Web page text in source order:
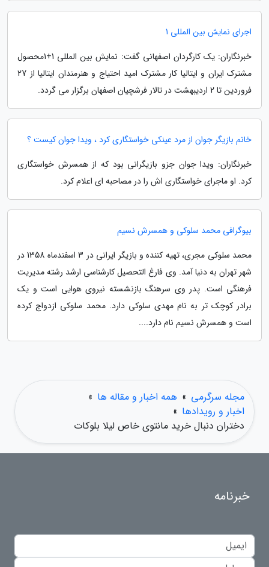
اجرای نمایش بین المللی 1
خبرنگاران: یک کارگردان اصفهانی گفت: نمایش بین المللی 1+1محصول
مشترک ایران و ایتالیا کار مشترک امید احتیاج و هنرمندان ایتالیا از 27
فروردین تا 2 اردیبهشت در تالار فرشچیان اصفهان برگزار می گردد.
خانم بازیگر جوان از مرد عینکی خواستگاری کرد ، ویدا جوان کیست ؟
خبرنگاران: ویدا جوان جزو بازیگرانی بود که از همسرش خواستگاری
کرد. او ماجرای خواستگاری اش را در مصاحبه ای اعلام کرد.
بیوگرافی محمد سلوکی و همسرش نسیم
محمد سلوکی مجری، تهیه کننده و بازیگر ایرانی در 3 اسفندماه 1358 در
شهر تهران به دنیا آمد. وی فارغ التحصیل کارشناسی ارشد رشته مدیریت
فرهنگی است. پدر وی سرهنگ بازنشسته نیروی هوایی است و یک
برادر کوچک تر به نام مهدی سلوکی دارد. محمد سلوکی ازدواج کرده
است و همسرش نسیم نام دارد....
مجله سرگرمی » همه اخبار و مقاله ها »
اخبار و رویدادها »
دختران دنبال خرید مانتوی خاص لیلا بلوکات
خبرنامه